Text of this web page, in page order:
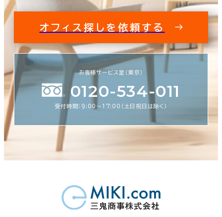
オフィス探しを依頼する
お客様サービス室（東京）
0120-534-011
受付時間：9:00〜17:00（土日祝日は除く）